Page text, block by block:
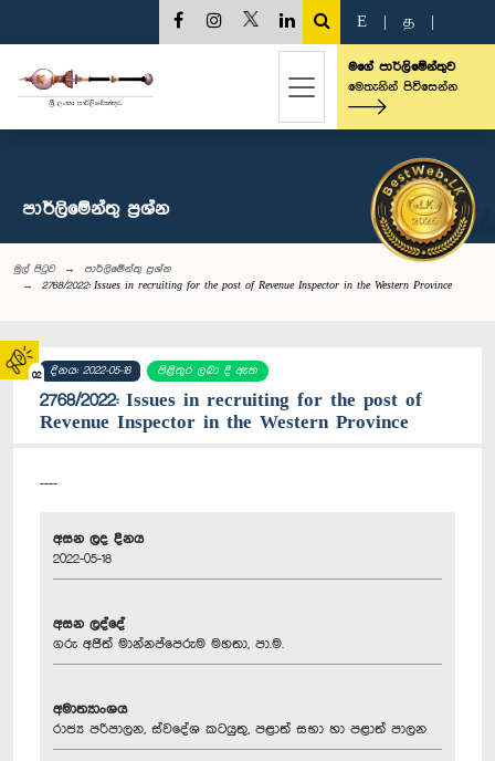
02
E த
මගේ පාර්ලිමේන්තුව
මෙතැනින් පිවිසෙන්න
පාර්ලි‌මේන්තු‌ ප්‍රශ්න
මුල් පිටුව
පාර්ලි‌මේන්තු‌ ප්‍රශ්න
2768/2022: Issues in recruiting for the post of Revenue Inspector in the Western Province
දිනය: 2022-05-18 පිළිතුර ලබා දී ඇත
2768/2022: Issues in recruiting for the post of
Revenue Inspector in the Western Province
----
අසන ලද දිනය
2022-05-18
අසන ලද්දේ
ගරු අජිත් මාන්නප්පෙරුම මහතා, පා.ම.
අමාත්‍යාංශය
රාජ්‍ය පරිපාලන, ස්වදේශ කටයුතු, පළාත් සභා හා පළාත් පාලන